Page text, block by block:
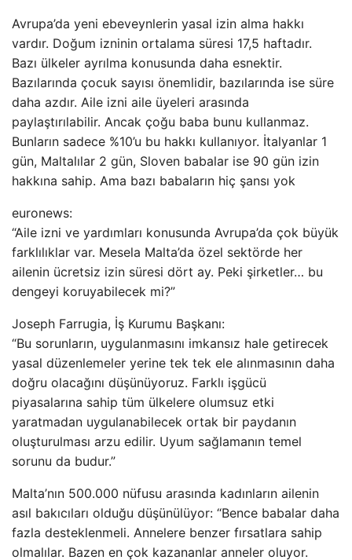
Avrupa’da yeni ebeveynlerin yasal izin alma hakkı
vardır. Doğum izninin ortalama süresi 17,5 haftadır.
Bazı ülkeler ayrılma konusunda daha esnektir.
Bazılarında çocuk sayısı önemlidir, bazılarında ise süre
daha azdır. Aile izni aile üyeleri arasında
paylaştırılabilir. Ancak çoğu baba bunu kullanmaz.
Bunların sadece %10’u bu hakkı kullanıyor. İtalyanlar 1
gün, Maltalılar 2 gün, Sloven babalar ise 90 gün izin
hakkına sahip. Ama bazı babaların hiç şansı yok
euronews:
“Aile izni ve yardımları konusunda Avrupa’da çok büyük
farklılıklar var. Mesela Malta’da özel sektörde her
ailenin ücretsiz izin süresi dört ay. Peki şirketler… bu
dengeyi koruyabilecek mi?”
Joseph Farrugia, İş Kurumu Başkanı:
“Bu sorunların, uygulanmasını imkansız hale getirecek
yasal düzenlemeler yerine tek tek ele alınmasının daha
doğru olacağını düşünüyoruz. Farklı işgücü
piyasalarına sahip tüm ülkelere olumsuz etki
yaratmadan uygulanabilecek ortak bir paydanın
oluşturulması arzu edilir. Uyum sağlamanın temel
sorunu da budur.”
Malta’nın 500.000 nüfusu arasında kadınların ailenin
asıl bakıcıları olduğu düşünülüyor: “Bence babalar daha
fazla desteklenmeli. Annelere benzer fırsatlara sahip
olmalılar. Bazen en çok kazananlar anneler oluyor.